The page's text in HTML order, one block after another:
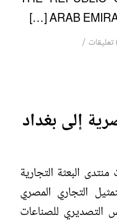
ARAB
/
إلى بغداد
البعثة التجارية
التجاري المصري
التصديري للصناعات